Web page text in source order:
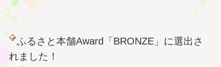
ふるさと本舗Award「BRONZE」に選出さ
れました！